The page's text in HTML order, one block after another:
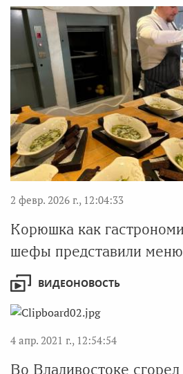
2 февр. 2026 г., 12:04:33
Корюшка как
шефы представили
ВИДЕОНОВОСТЬ
4 апр. 2021 г., 12:54:54
Во Владивостоке